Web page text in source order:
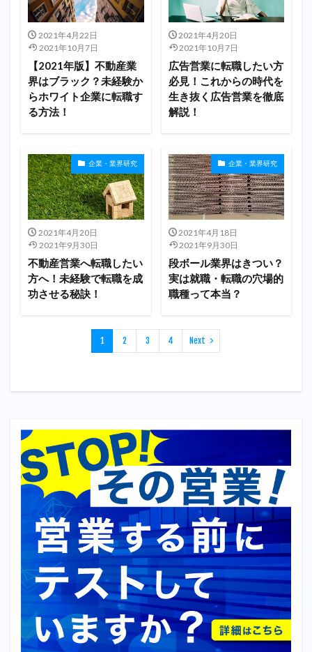
2021年4月22日
2021年10月7日
【2021年版】不動産業
界はブラック？未経験か
らホワイト企業に転職す
る方法！
2021年4月20日
2021年10月7日
広告営業に転職したい方
必見！これからの時代を
生き抜く広告営業を徹底
解説！
企業・業界研究
2021年4月20日
2021年9月30日
不動産営業へ転職したい
方へ！未経験で転職を成
功させる秘訣！
企業・業界研究
2021年4月18日
2021年9月30日
段ボール業界はきつい？
実は就職・転職の穴場的
職種って本当？
1 2 3 4 Next